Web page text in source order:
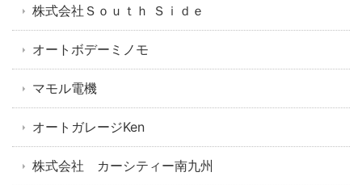
株式会社Ｓｏｕｔｈ Ｓｉｄｅ
オートボデーミノモ
マモル電機
オートガレージKen
株式会社 カーシティー南九州